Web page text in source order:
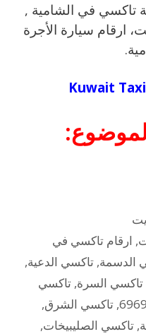
, خدمة تاكسي في الشامية ,
ارقام سيارة الأجرة
Kuwait Taxi
, ارقام تاكسي في
الدسمة, تاكسي الدعية,
تاكسي السرة, تاكسي
, تاكسي الشرق,
, تاكسي الصليبيخات,